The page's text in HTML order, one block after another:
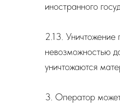
иностранного
2.13. Уничтожение
невозможностью
уничтожаются
3. Оператор